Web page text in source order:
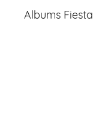
Albums